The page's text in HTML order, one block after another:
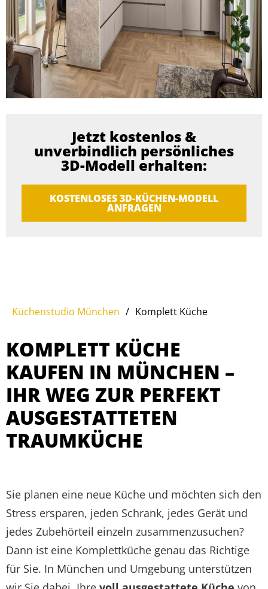
Jetzt kostenlos &
unverbindlich persönliches
3D-Modell erhalten:
KOSTENLOSES 3D-KÜCHEN-MODELL
ANFRAGEN
Küchenstudio München / Komplett Küche
KOMPLETT KÜCHE
KAUFEN IN MÜNCHEN –
IHR WEG ZUR PERFEKT
AUSGESTATTETEN
TRAUMKÜCHE
Sie planen eine neue Küche und möchten sich den
Stress ersparen, jeden Schrank, jedes Gerät und
jedes Zubehörteil einzeln zusammenzusuchen?
Dann ist eine Komplettküche genau das Richtige
für Sie. In München und Umgebung unterstützen